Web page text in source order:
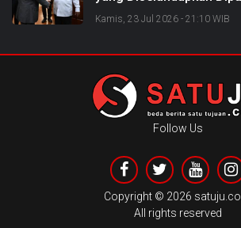
Kamis, 23 Jul 2026 - 21:10 WIB
Follow Us
Copyright © 2026
All rights reserved